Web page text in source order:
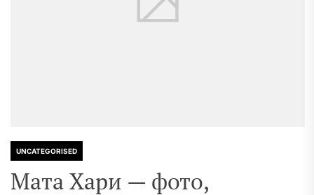
UNCATEGORISED
Мата Хари — фото,